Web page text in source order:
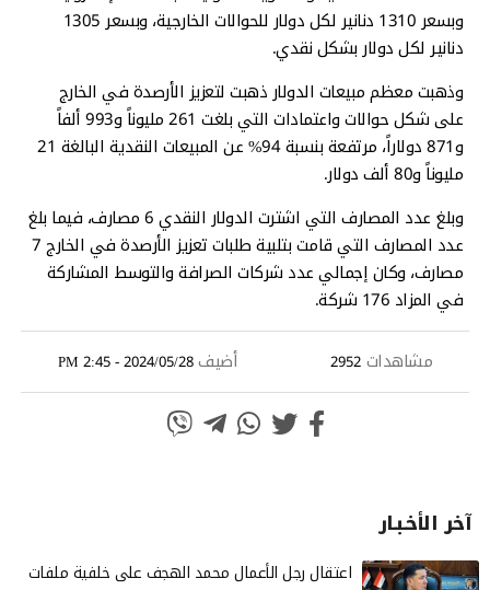
وبسعر 1310 دنانير لكل دولار للحوالات الخارجية، وبسعر 1305
دنانير لكل دولار بشكل نقدي.
وذهبت معظم مبيعات الدولار ذهبت لتعزيز الأرصدة في الخارج
على شكل حوالات واعتمادات التي بلغت 261 مليوناً و993 ألفاً
و871 دولاراً، مرتفعة بنسبة 94% عن المبيعات النقدية البالغة 21
مليوناً و80 ألف دولار.
وبلغ عدد المصارف التي اشترت الدولار النقدي 6 مصارف، فيما بلغ
عدد المصارف التي قامت بتلبية طلبات تعزيز الأرصدة في الخارج 7
مصارف، وكان إجمالي عدد شركات الصرافة والتوسط المشاركة
في المزاد 176 شركة.
مشاهدات 2952 أضيف2024/05/28 - 2:45 PM
آخر الأخـبـار
‏اعتقال رجل الأعمال محمد الهجف على خلفية ملفات